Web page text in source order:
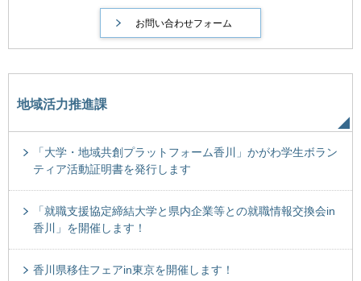
地域活力推進課
「大学・地域共創プラットフォーム香川」かがわ学生ボラン
ティア活動証明書を発行します
「就職支援協定締結大学と県内企業等との就職情報交換会in
香川」を開催します！
香川県移住フェアin東京を開催します！